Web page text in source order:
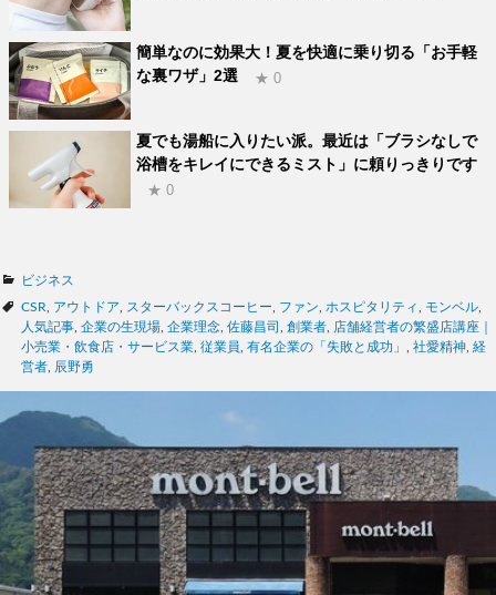
簡単なのに効果大！夏を快適に乗り切る「お手軽
な裏ワザ」2選
★ 0
夏でも湯船に入りたい派。最近は「ブラシなしで
浴槽をキレイにできるミスト」に頼りっきりです
★ 0
カ
テ
ゴ
リ
ー
ビジネス
タ
グ
CSR アウトドア スターバックスコーヒー ファン ホスピタリティ モンベル
人気記事 企業の生現場 企業理念 佐藤昌司 創業者
店舗経営者の繁盛店講座｜
小売業・飲食店・サービス業 従業員 有名企業の「失敗と成功」 社愛精神 経
営者 辰野勇